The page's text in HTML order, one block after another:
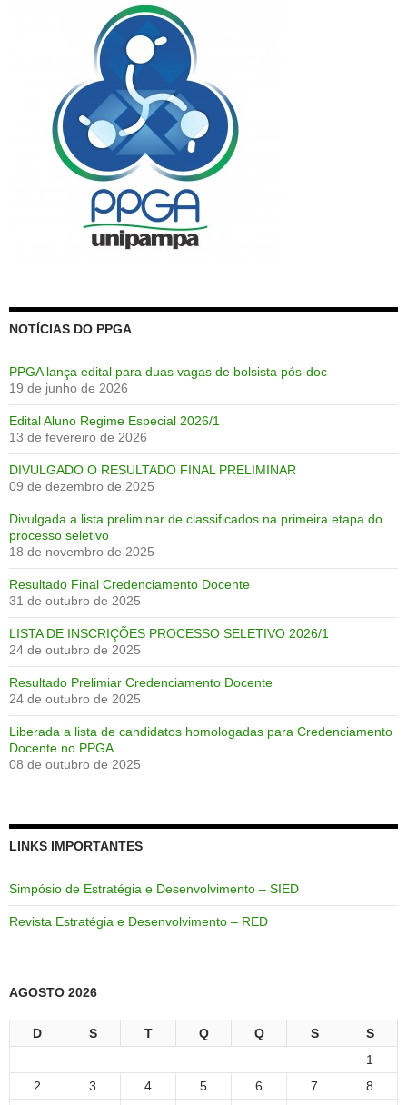
NOTÍCIAS DO PPGA
PPGA lança edital para duas vagas de bolsista pós-doc
19 de junho de 2026
Edital Aluno Regime Especial 2026/1
13 de fevereiro de 2026
DIVULGADO O RESULTADO FINAL PRELIMINAR
09 de dezembro de 2025
Divulgada a lista preliminar de classificados na primeira etapa do
processo seletivo
18 de novembro de 2025
Resultado Final Credenciamento Docente
31 de outubro de 2025
LISTA DE INSCRIÇÕES PROCESSO SELETIVO 2026/1
24 de outubro de 2025
Resultado Prelimiar Credenciamento Docente
24 de outubro de 2025
Liberada a lista de candidatos homologadas para Credenciamento
Docente no PPGA
08 de outubro de 2025
LINKS IMPORTANTES
Simpósio de Estratégia e Desenvolvimento – SIED
Revista Estratégia e Desenvolvimento – RED
AGOSTO 2026
D S T Q Q S
S
1
2
3 4 5 6 7
8